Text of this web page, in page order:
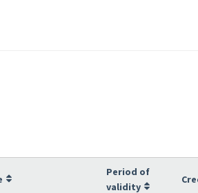
Period of
validity